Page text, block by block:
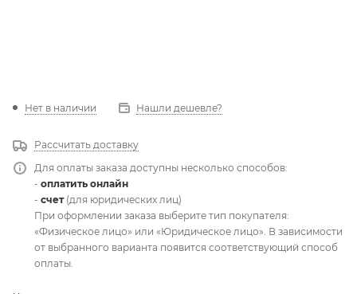
Нет в наличии Нашли дешевле?
Рассчитать доставку
Для оплаты заказа доступны несколько способов:
- оплатить онлайн
- счет(для юридических лиц)
При оформлении заказа выберите тип покупателя:
«Физическое лицо» или «Юридическое лицо». В зависимости
от выбранного варианта появится соответствующий способ
оплаты.